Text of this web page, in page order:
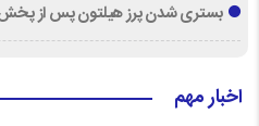
بستری شدن پرز هیلتون پس از پخش
اخبار مهم